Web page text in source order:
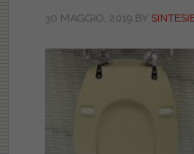
30 MAGGIO, 2019BY